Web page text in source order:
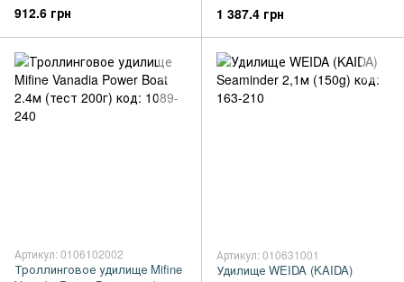
912.6 грн 1 387.4 грн
Артикул: 0106102002
Троллинговое удилище Mifine
Артикул: 010631001
Удилище WEIDA (KAIDA)